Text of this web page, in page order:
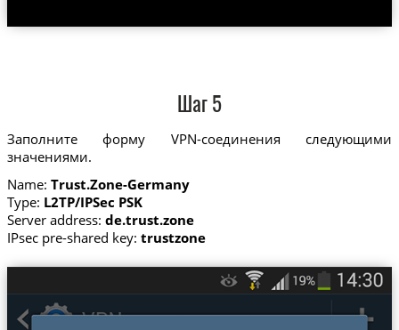
Шаг 5
Заполните форму VPN-соединения следующими
значениями.
Name: Trust.Zone-Germany
Type: L2TP/IPSec PSK
Server address: de.trust.zone
IPsec pre-shared key: trustzone